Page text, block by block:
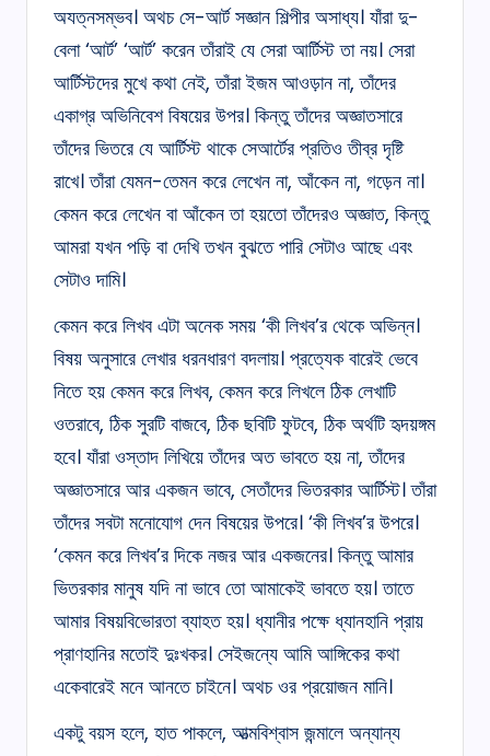
অযত্নসম্ভব। অথচ সে-আর্ট সজ্ঞান শিল্পীর অসাধ্য। যাঁরা দু-
বেলা ‘আর্ট’ ‘আর্ট’ করেন তাঁরাই যে সেরা আর্টিস্ট তা নয়। সেরা
আর্টিস্টদের মুখে কথা নেই, তাঁরা ইজম আওড়ান না, তাঁদের
একাগ্র অভিনিবেশ বিষয়ের উপর। কিন্তু তাঁদের অজ্ঞাতসারে
তাঁদের ভিতরে যে আর্টিস্ট থাকে সেআর্টের প্রতিও তীব্র দৃষ্টি
রাখে। তাঁরা যেমন-তেমন করে লেখেন না, আঁকেন না, গড়েন না।
কেমন করে লেখেন বা আঁকেন তা হয়তো তাঁদেরও অজ্ঞাত, কিন্তু
আমরা যখন পড়ি বা দেখি তখন বুঝতে পারি সেটাও আছে এবং
সেটাও দামি।
কেমন করে লিখব এটা অনেক সময় ‘কী লিখব’র থেকে অভিন্ন।
বিষয় অনুসারে লেখার ধরনধারণ বদলায়। প্রত্যেক বারেই ভেবে
নিতে হয় কেমন করে লিখব, কেমন করে লিখলে ঠিক লেখাটি
ওতরাবে, ঠিক সুরটি বাজবে, ঠিক ছবিটি ফুটবে, ঠিক অর্থটি হৃদয়ঙ্গম
হবে। যাঁরা ওস্তাদ লিখিয়ে তাঁদের অত ভাবতে হয় না, তাঁদের
অজ্ঞাতসারে আর একজন ভাবে, সেতাঁদের ভিতরকার আর্টিস্ট। তাঁরা
তাঁদের সবটা মনোযোগ দেন বিষয়ের উপরে। ‘কী লিখব’র উপরে।
‘কেমন করে লিখব’র দিকে নজর আর একজনের। কিন্তু আমার
ভিতরকার মানুষ যদি না ভাবে তো আমাকেই ভাবতে হয়। তাতে
আমার বিষয়বিভোরতা ব্যাহত হয়। ধ্যানীর পক্ষে ধ্যানহানি প্রায়
প্রাণহানির মতোই দুঃখকর। সেইজন্যে আমি আঙ্গিকের কথা
একেবারেই মনে আনতে চাইনে। অথচ ওর প্রয়োজন মানি।
একটু বয়স হলে, হাত পাকলে, আত্মবিশ্বাস জন্মালে অন্যান্য